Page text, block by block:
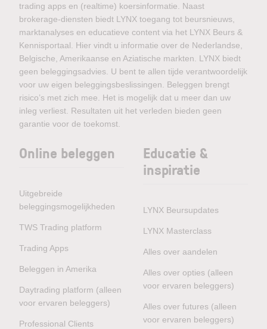
trading apps en (realtime) koersinformatie. Naast
brokerage-diensten biedt LYNX toegang tot beursnieuws,
marktanalyses en educatieve content via het LYNX Beurs &
Kennisportaal. Hier vindt u informatie over de Nederlandse,
Belgische, Amerikaanse en Aziatische markten. LYNX biedt
geen beleggingsadvies. U bent te allen tijde verantwoordelijk
voor uw eigen beleggingsbeslissingen. Beleggen brengt
risico’s met zich mee. Het is mogelijk dat u meer dan uw
inleg verliest. Resultaten uit het verleden bieden geen
garantie voor de toekomst.
Online beleggen
Uitgebreide
beleggingsmogelijkheden
TWS Trading platform
Trading Apps
Beleggen in Amerika
Daytrading platform (alleen
voor ervaren beleggers)
Professional Clients
Educatie &
inspiratie
LYNX Beursupdates
LYNX Masterclass
Alles over aandelen
Alles over opties (alleen
voor ervaren beleggers)
Alles over futures (alleen
voor ervaren beleggers)